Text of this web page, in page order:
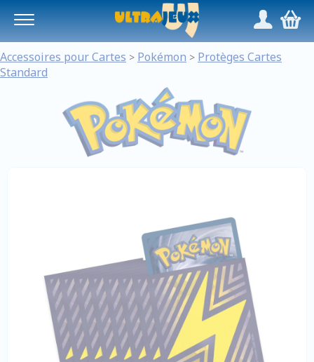
/,
Accessoires pour Cartes > Pokémon > Protèges Cartes
Standard